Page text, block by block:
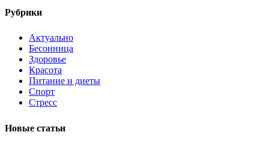
Рубрики
Актуально
Бесонница
Здоровье
Красота
Питание и диеты
Спорт
Стресс
Новые статьи